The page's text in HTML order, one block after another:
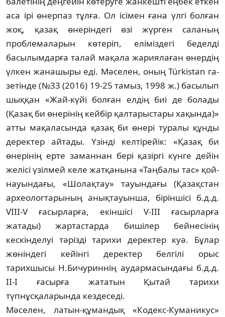
аса ірі өнерпаз тұлға. Ол ісімен ғана үлгі болған
жоқ, қазақ өне­рін­дегі өзі жүрген саланың
проблемаларын кө­теріп, еліміздегі беделді
басылымдарға та­лай мақала жариялаған өнердің
үлкен жа­нашыры еді. Мәселен, оның Túrkistan га­­­
зетінде (№33 (2016) 19-25 тамыз, 1998 ж.) ба­сылып
шыққан «Жай-күйі болған елдің биі де болады
(Қазақ би өнерінің кейбір қал­тарыстары хақында)»
атты мақаласында қа­зақ би өнері туралы құнды
деректер ай­та­ды. Үзінді келтірейік: «Қазақ би
өнерінің ер­те заманнан бері қазіргі күнге дейін
же­лі­сі үзілмей келе жатқанына «Таңбалы тас» қой­
науындағы, «Шолақтау» тауындағы (Қа­­зақстан
археологтарының анық­тауын­ша, біріншісі б.д.д.
VIII-V ғасырларға, екін­ші­сі V-III ғасырларға
жатады) жартастарда би­­шілер бейнесінің
кескінделуі тәрізді та­ри­­хи деректер куә. Бұлар
жөніндегі кейін­гі де­ректер белгілі орыс
тарихшысы Н.Бичу­рин­­нің аудармасындағы б.д.д.
ІІ-І ғасырға жататын Қытай тарихи
түпнұсқаларында кездеседі.
Мәселен, латын-құмандық «Кодекс-Куманикус»